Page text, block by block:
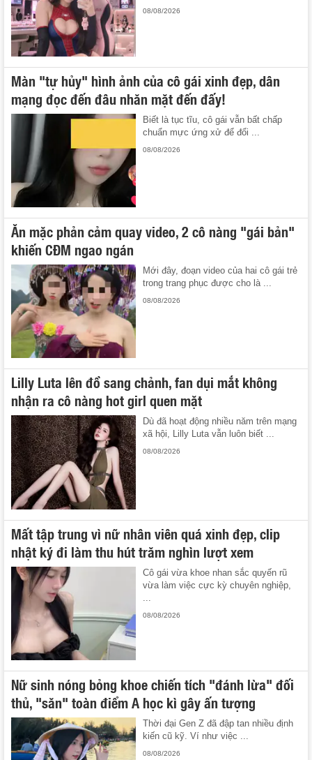
08/08/2026
Màn "tự hủy" hình ảnh của cô gái xinh đẹp, dân
mạng đọc đến đâu nhăn mặt đến đấy!
Biết là tục tĩu, cô gái vẫn bất chấp
chuẩn mực ứng xử để đổi ...
08/08/2026
Ăn mặc phản cảm quay video, 2 cô nàng "gái bản"
khiến CĐM ngao ngán
Mới đây, đoạn video của hai cô gái trẻ
trong trang phục được cho là ...
08/08/2026
Lilly Luta lên đồ sang chảnh, fan dụi mắt không
nhận ra cô nàng hot girl quen mặt
Dù đã hoạt động nhiều năm trên mạng
xã hội, Lilly Luta vẫn luôn biết ...
08/08/2026
Mất tập trung vì nữ nhân viên quá xinh đẹp, clip
nhật ký đi làm thu hút trăm nghìn lượt xem
Cô gái vừa khoe nhan sắc quyến rũ
vừa làm việc cực kỳ chuyên nghiệp,
08/08/2026
Nữ sinh nóng bỏng khoe chiến tích "đánh lừa" đối
thủ, "săn" toàn điểm A học kì gây ấn tượng
Thời đại Gen Z đã đập tan nhiều định
kiến cũ kỹ. Ví như việc ...
08/08/2026